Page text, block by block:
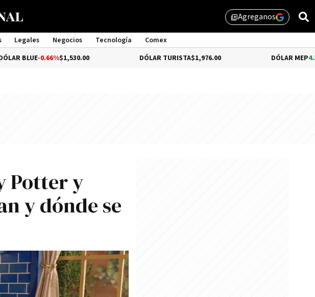
library_addAgreganos
Legales Negocios Tecnología
Comex
-0.66%$1,530.00 DÓLAR TURISTA$1,976.00 DÓLAR MEP4.35%
Potter y
y dónde se